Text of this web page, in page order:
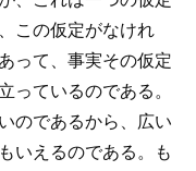
この仮定がなけれ
って、事実その仮定
っているのである。
のであるから、広い
いえるのである。も